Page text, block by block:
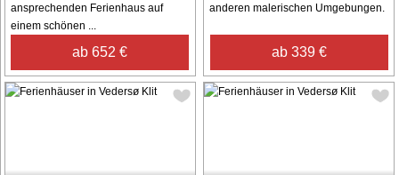
ansprechenden Ferienhaus auf
einem schönen ...
ab 652 €
anderen malerischen Umgebungen.
ab 339 €